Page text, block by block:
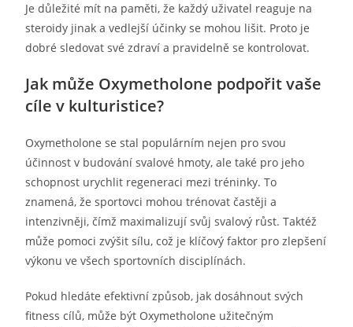
Je důležité mít na paměti, že každý uživatel reaguje na
steroidy jinak a vedlejší účinky se mohou lišit. Proto je
dobré sledovat své zdraví a pravidelně se kontrolovat.
Jak může Oxymetholone podpořit vaše
cíle v kulturistice?
Oxymetholone se stal populárním nejen pro svou
účinnost v budování svalové hmoty, ale také pro jeho
schopnost urychlit regeneraci mezi tréninky. To
znamená, že sportovci mohou trénovat častěji a
intenzivněji, čímž maximalizují svůj svalový růst. Taktéž
může pomoci zvýšit sílu, což je klíčový faktor pro zlepšení
výkonu ve všech sportovních disciplínách.
Pokud hledáte efektivní způsob, jak dosáhnout svých
fitness cílů, může být Oxymetholone užitečným